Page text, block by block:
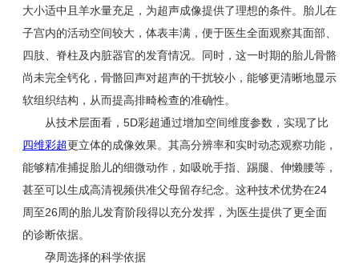
大小适中且羊水量充足，为超声成像提供了理想的条件。胎儿在
子宫内的活动空间较大，体表丰满，便于医生全面观察其面部、
四肢、脊柱及内脏器官的发育情况。同时，这一时期的胎儿骨骼
尚未完全钙化，骨骼回声对超声的干扰较小，能够更清晰地显示
软组织结构，从而提高排畸检查的准确性。
从技术层面看，5D彩超通过增加空间维度参数，实现了比
四维彩超更立体的成像效果。其高分辨率和实时动态观察功能，
能够精准捕捉胎儿的细微动作，如吸吮手指、踢腿、伸懒腰等，
甚至可以生成高清视频供准父母留存纪念。这种技术优势在24
周至26周的胎儿发育阶段得以充分发挥，为医生提供了更全面
的诊断依据。
孕周选择的科学依据